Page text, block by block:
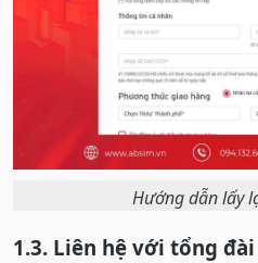
Hướng dẫn lấy
1.3. Liên hệ với tổng